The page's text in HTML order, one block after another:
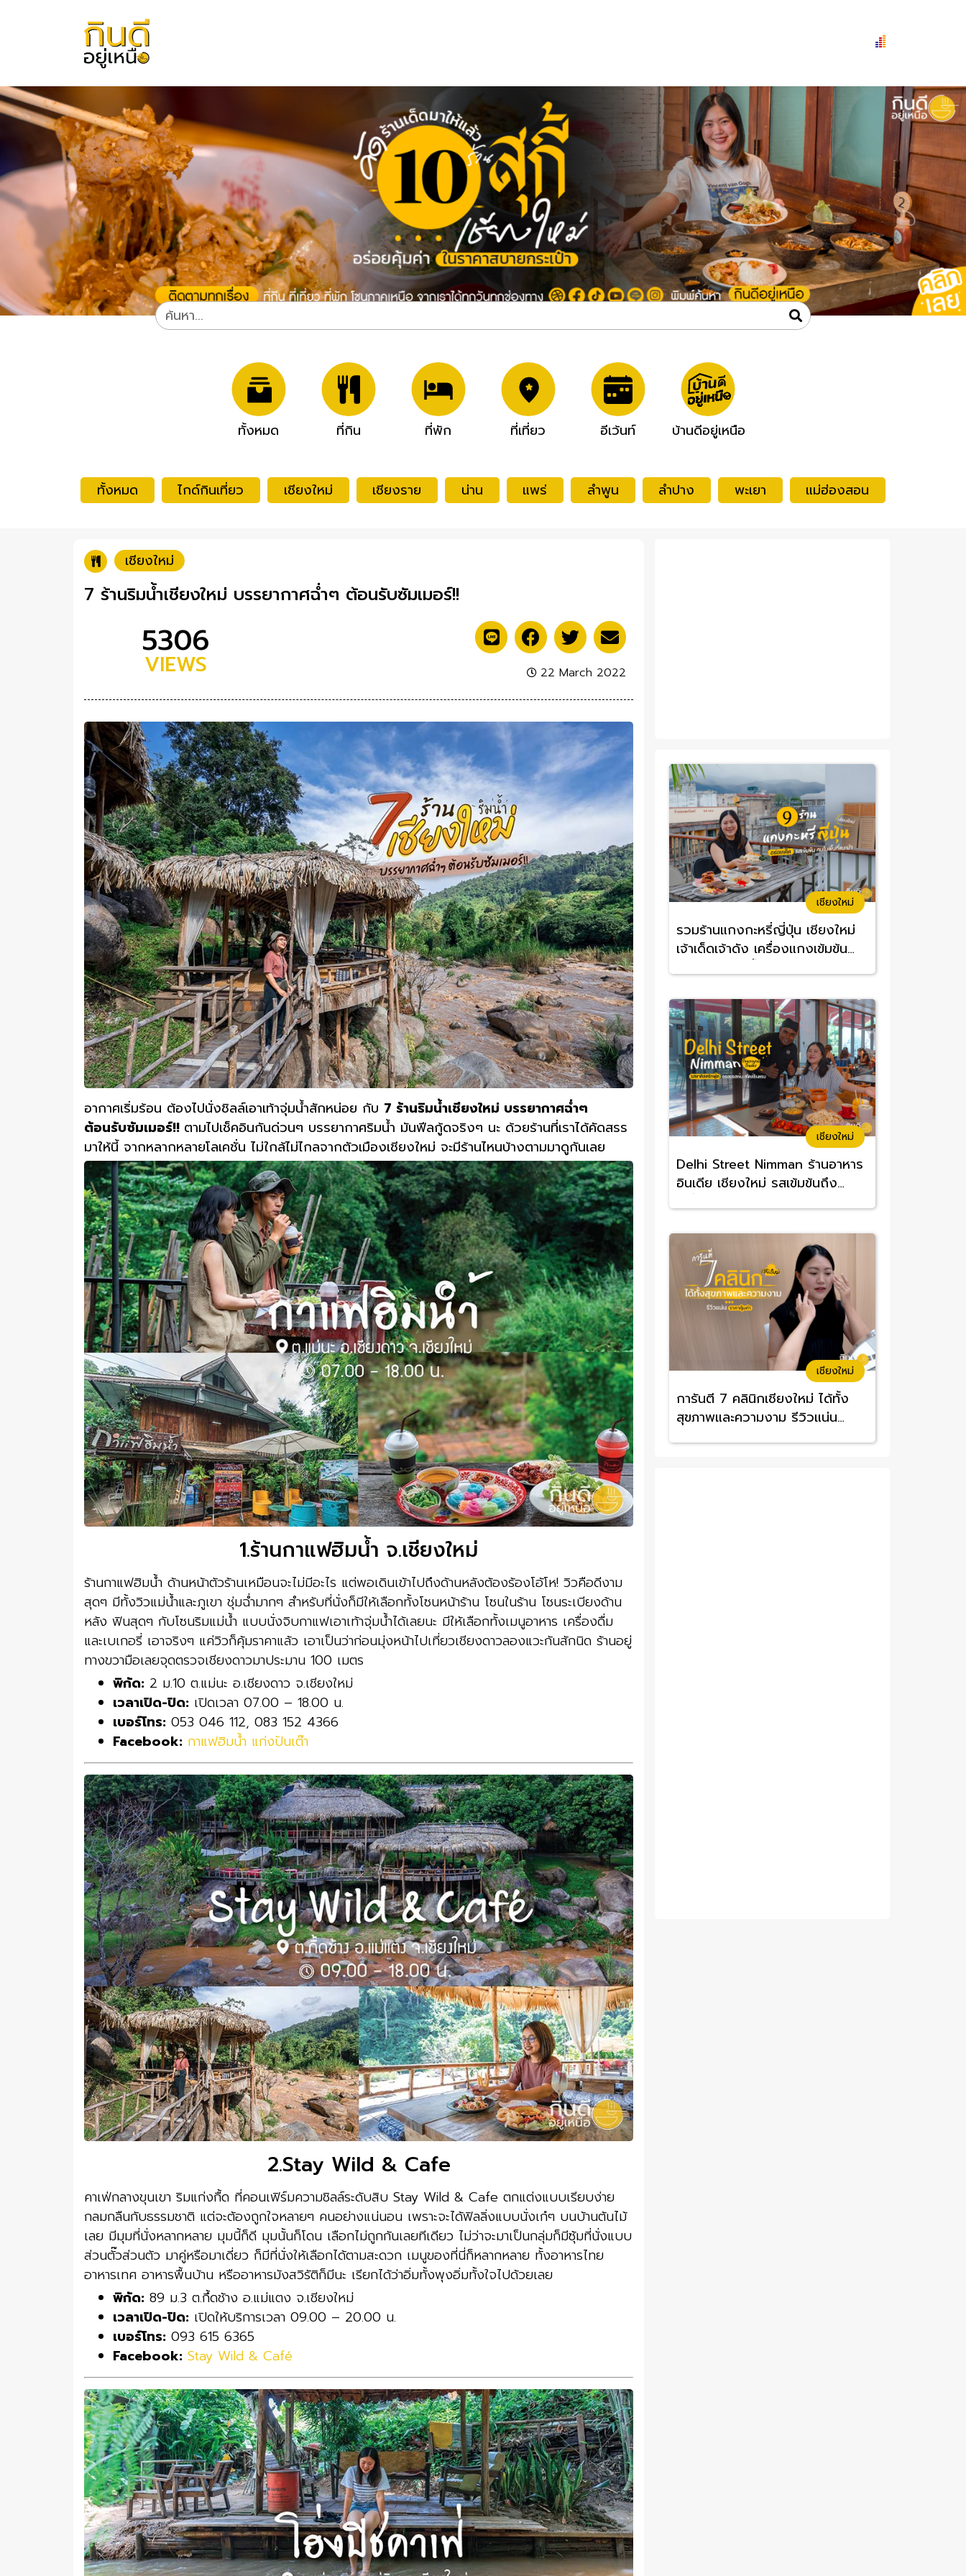
ทั้งหมด ที่กิน ที่พัก ที่เที่ยว อีเว้นท์ บ้านดีอยู่เหนือ
ทั้งหมด ไกด์กินเที่ยว เชียงใหม่ เชียงราย น่าน แพร่ ลำพูน ลำปาง พะเยา แม่ฮ่องสอน
เชียงใหม่
7 ร้านริมน้ำเชียงใหม่ บรรยากาศฉ่ำๆ ต้อนรับซัมเมอร์!!
5306
VIEWS 22 March 2022
อากาศเริ่มร้อน ต้องไปนั่งชิลล์เอาเท้าจุ่มน้ำสักหน่อย กับ 7 ร้านริมน้ำเชียงใหม่ บรรยากาศฉ่ำๆ
ต้อนรับซัมเมอร์!! ตามไปเช็คอินกันด่วนๆ บรรยากาศริมน้ำ มันฟีลกู้ดจริงๆ นะ ด้วยร้านที่เราได้คัดสรร
มาให้นี้ จากหลากหลายโลเคชั่น ไม่ใกล้ไม่ไกลจากตัวเมืองเชียงใหม่ จะมีร้านไหนบ้างตามมาดูกันเลย
1.ร้านกาแฟฮิมน้ำ จ.เชียงใหม่
ร้านกาแฟฮิมน้ำ ด้านหน้าตัวร้านเหมือนจะไม่มีอะไร แต่พอเดินเข้าไปถึงด้านหลังต้องร้องโอ้โห! วิวคือดีงาม
สุดๆ มีทั้งวิวแม่น้ำและภูเขา ชุ่มฉ่ำมากๆ สำหรับที่นั่งก็มีให้เลือกทั้งโซนหน้าร้าน โซนในร้าน โซนระเบียงด้าน
หลัง ฟินสุดๆ กับโซนริมแม่น้ำ แบบนั่งจิบกาแฟเอาเท้าจุ่มน้ำได้เลยนะ มีให้เลือกทั้งเมนูอาหาร เครื่องดื่ม
และเบเกอรี่ เอาจริงๆ แค่วิวก็คุ้มราคาแล้ว เอาเป็นว่าก่อนมุ่งหน้าไปเที่ยวเชียงดาวลองแวะกันสักนิด ร้านอยู่
ทางขวามือเลยจุดตรวจเชียงดาวมาประมาน 100 เมตร
พิกัด: 2 ม.10 ต.แม่นะ อ.เชียงดาว จ.เชียงใหม่
เวลาเปิด-ปิด: เปิดเวลา 07.00 – 18.00 น.
เบอร์โทร: 053 046 112, 083 152 4366
Facebook: กาแฟฮิมน้ำ แก่งปันเต๊า
2.Stay Wild & Cafe
คาเฟ่กลางขุนเขา ริมแก่งกื้ด ที่คอนเฟิร์มความชิลล์ระดับสิบ Stay Wild & Cafe ตกแต่งแบบเรียบง่าย
กลมกลืนกับธรรมชาติ แต่จะต้องถูกใจหลายๆ คนอย่างแน่นอน เพราะจะได้ฟิลลิ่งแบบนั่งเก๋ๆ บนบ้านต้นไม้
เลย มีมุมที่นั่งหลากหลาย มุมนี้ก็ดี มุมนั้นก็โดน เลือกไม่ถูกกันเลยทีเดียว ไม่ว่าจะมาเป็นกลุ่มก็มีซุ้มที่นั่งแบบ
ส่วนตั๊วส่วนตัว มาคู่หรือมาเดี่ยว ก็มีที่นั่งให้เลือกได้ตามสะดวก เมนูของที่นี่ก็หลากหลาย ทั้งอาหารไทย
อาหารเทศ อาหารพื้นบ้าน หรืออาหารมังสวิรัติก็มีนะ เรียกได้ว่าอิ่มทั้งพุงอิ่มทั้งใจไปด้วยเลย
พิกัด: 89 ม.3 ต.กึ้ดช้าง อ.แม่แตง จ.เชียงใหม่
เวลาเปิด-ปิด: เปิดให้บริการเวลา 09.00 – 20.00 น.
เบอร์โทร: 093 615 6365
Facebook: Stay Wild & Café
เชียงใหม่
รวมร้านแกงกะหรี่ญี่ปุ่น เชียงใหม่
เจ้าเด็ดเจ้าดัง เครื่องแกงเข้มข้น
เชียงใหม่
Delhi Street Nimman ร้านอาหาร
อินเดีย เชียงใหม่ รสเข้มข้นถึง
เชียงใหม่
การันตี 7 คลินิกเชียงใหม่ ได้ทั้ง
สุขภาพและความงาม รีวิวแน่น